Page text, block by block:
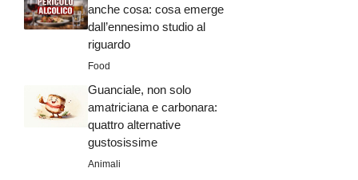
anche cosa: cosa emerge
dall’ennesimo studio al
riguardo
Food
Guanciale, non solo
amatriciana e carbonara:
quattro alternative
gustosissime
Animali